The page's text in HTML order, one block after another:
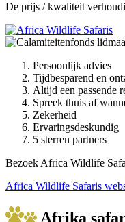
De prijs / kwaliteit
Persoonlijk advies
Tijdbesparend en
Altijd een passende
Spreek thuis af
Zekerheid
Ervaringsdeskundig
5 sterren partners
Bezoek Africa Wildlife
Africa Wildlife Safaris
Afrika